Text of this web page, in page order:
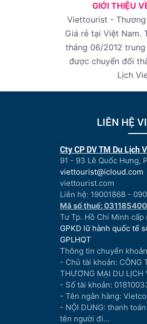
GIỚI THIỆU
Viettourist -
Giá rẻ tại Việt Nam.
tháng 06/2012
được chuyển đổi
Lịch
LIÊN HỆ
Cty CP DV TM Du Lịch
91 - 93 Lê Quốc Hưng,
viettourist@icloud.com
viettourist.com
Liên hệ: 19001868 -
Mã số thuế:
Tư Tp. Hồ Chí Minh
GPKD lữ hành quốc tế
GPLHQT
Thông tin chuyển
- Chủ tài khoản: CÔNG
THƯƠNG MẠI DU LỊCH
- Số tài khoản:
- Tên ngân hàng:
- NỘI DUNG: thanh
tên người đi...